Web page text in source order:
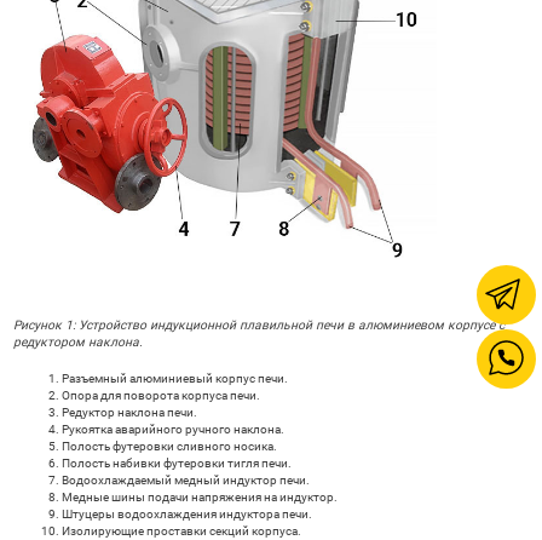
Рисунок 1: Устройство индукционной плавильной печи в алюминиевом корпусе с
редуктором наклона.
Разъемный алюминиевый корпус печи.
Опора для поворота корпуса печи.
Редуктор наклона печи.
Рукоятка аварийного ручного наклона.
Полость футеровки сливного носика.
Полость набивки футеровки тигля печи.
Водоохлаждаемый медный индуктор печи.
Медные шины подачи напряжения на индуктор.
Штуцеры водоохлаждения индуктора печи.
Изолирующие проставки секций корпуса.